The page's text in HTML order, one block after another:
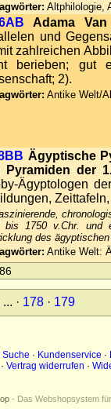
Altphilologie,
Adama
und
zahlreichen
berieben; gut
2).
Antike Welt/
Ägyptische
Pyramiden der
Ägyptologen
bis 1750 v.Chr. und
des
Antike Welt:
... · 178 · 179
Suche · Kundenservice ·
· Vertrag widerrufen ·
- Das Webshopsystem